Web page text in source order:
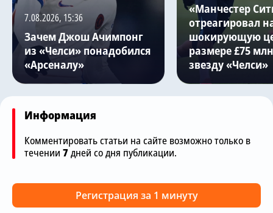
7.08.2026, 15:36
Зачем Джош Ачимпонг
из «Челси» понадобился
«Арсеналу»
«Манчестер
отреагировал
шокирующую
размере £75
звезду «Челси»
Информация
Комментировать статьи на сайте возможно только в
течении 7дней со дня публикации.
Регистрация за 1 минуту